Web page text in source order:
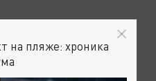
на пляже: хроника